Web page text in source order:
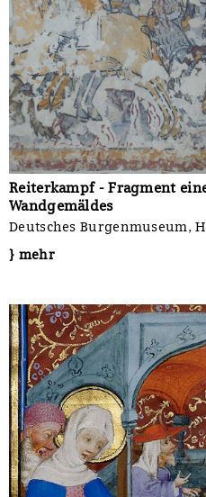
Reiterkampf - Fragment
Wandgemäldes
Deutsches Burgenmuseum,
} mehr